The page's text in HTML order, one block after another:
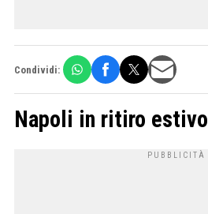
Condividi:
Napoli in ritiro estivo